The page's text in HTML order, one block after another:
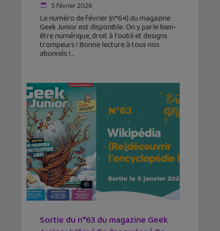
5 février 2026
Le numéro de février (n°64) du magazine
Geek Junior est disponible. On y parle bien-
être numérique, droit à l'oubli et designs
trompeurs ! Bonne lecture à tous nos
abonnés !
Sortie du n°63 du magazine Geek